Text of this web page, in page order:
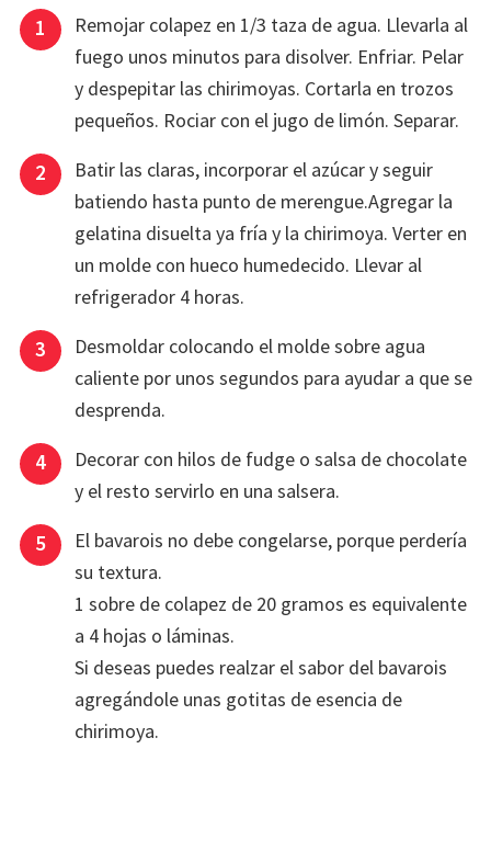
Remojar colapez en 1/3 taza de agua. Llevarla al
fuego unos minutos para disolver. Enfriar. Pelar
y despepitar las chirimoyas. Cortarla en trozos
pequeños. Rociar con el jugo de limón. Separar.
Batir las claras, incorporar el azúcar y seguir
batiendo hasta punto de merengue.Agregar la
gelatina disuelta ya fría y la chirimoya. Verter en
un molde con hueco humedecido. Llevar al
refrigerador 4 horas.
Desmoldar colocando el molde sobre agua
caliente por unos segundos para ayudar a que se
desprenda.
Decorar con hilos de fudge o salsa de chocolate
y el resto servirlo en una salsera.
El bavarois no debe congelarse, porque perdería
su textura.
1 sobre de colapez de 20 gramos es equivalente
a 4 hojas o láminas.
Si deseas puedes realzar el sabor del bavarois
agregándole unas gotitas de esencia de
chirimoya.